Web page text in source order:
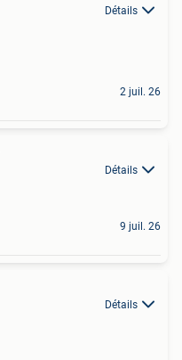
Détails
2 juil. 26
Détails
9 juil. 26
Détails